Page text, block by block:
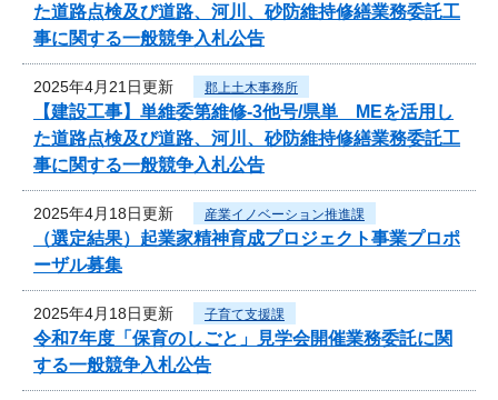
た道路点検及び道路、河川、砂防維持修繕業務委託工
事に関する一般競争入札公告
2025年4月21日更新 郡上土木事務所
【建設工事】単維委第維修‐3他号/県単 MEを活用し
た道路点検及び道路、河川、砂防維持修繕業務委託工
事に関する一般競争入札公告
2025年4月18日更新 産業イノベーション推進課
（選定結果）起業家精神育成プロジェクト事業プロポ
ーザル募集
2025年4月18日更新 子育て支援課
令和7年度「保育のしごと」見学会開催業務委託に関
する一般競争入札公告